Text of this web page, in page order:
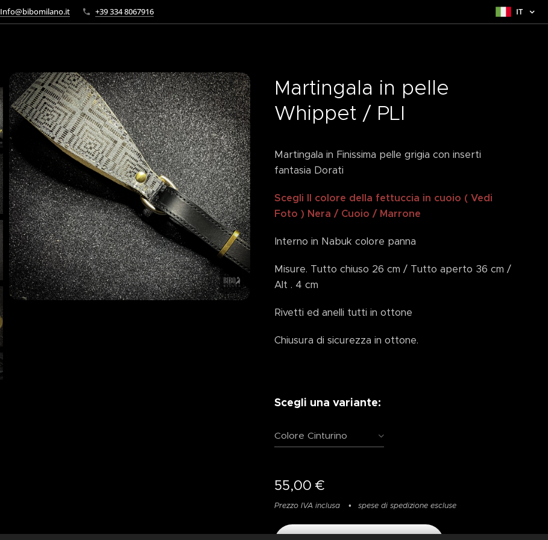
Info@bibomilano.it +39 334 8067916 IT
Martingala in pelle
Whippet / PLI
Martingala in Finissima pelle grigia con inserti
fantasia Dorati
Scegli Il colore della fettuccia in cuoio ( Vedi
Foto ) Nera / Cuoio / Marrone
Interno in Nabuk colore panna
Misure. Tutto chiuso 26 cm / Tutto aperto 36 cm /
Alt . 4 cm
Rivetti ed anelli tutti in ottone
Chiusura di sicurezza in ottone.
Scegli una variante:
Colore Cinturino
55,00 €
Prezzo IVA inclusa spese di spedizione escluse